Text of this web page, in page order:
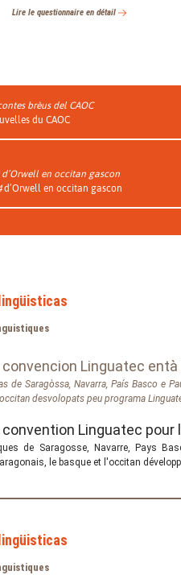
Lire le questionnaire en détail
brèus del CAOC
du CAOC
d’Orwell en occitan gascon
d’Orwell en occitan gascon
convencion Linguatec
de Saragòssa, Navarra, País Basco e
desvolopats peu programa
convention Linguatec pour
de Saragosse, Navarre, Pays
le basque et l'occitan